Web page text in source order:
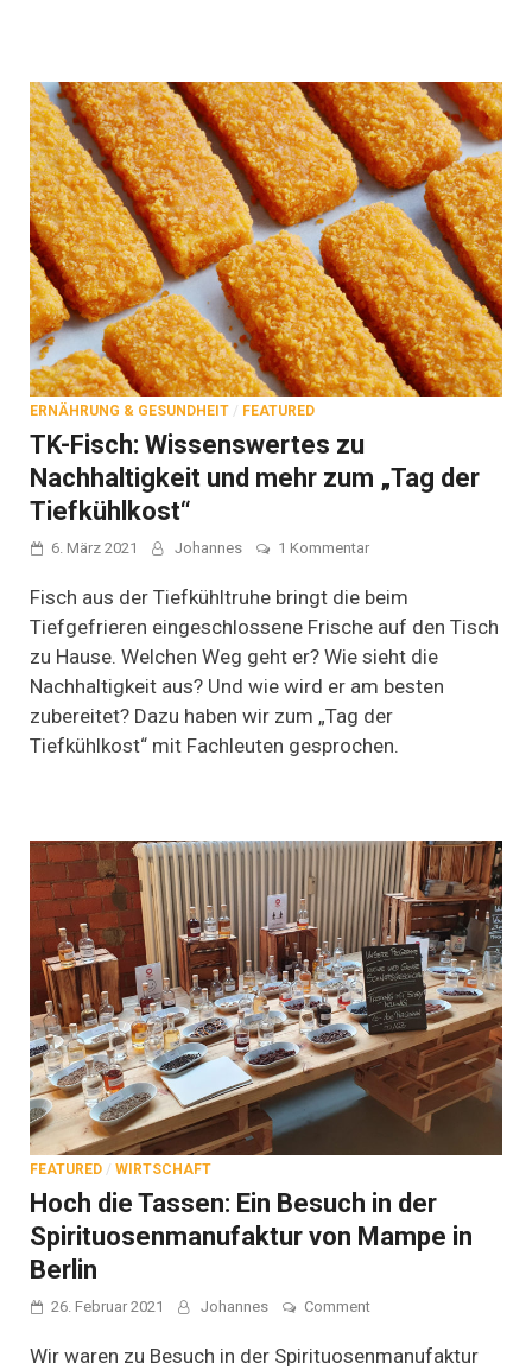
ERNÄHRUNG & GESUNDHEIT / FEATURED
TK-Fisch: Wissenswertes zu
Nachhaltigkeit und mehr zum „Tag der
Tiefkühlkost“
6. März 2021 Johannes 1 Kommentarzu
Fisch:
zu
Nachhaltigkeit
mehr
zum
„Tag
Fisch aus der Tiefkühltruhe bringt die beim
Tiefgefrieren eingeschlossene Frische auf den Tisch
zu Hause. Welchen Weg geht er? Wie sieht die
Nachhaltigkeit aus? Und wie wird er am besten
zubereitet? Dazu haben wir zum „Tag der
Tiefkühlkost“ mit Fachleuten gesprochen.
FEATURED / WIRTSCHAFT
Hoch die Tassen: Ein Besuch in der
Spirituosenmanufaktur von Mampe in
Berlin
26. Februar 2021 Johannes Commenton
die
Wir waren zu Besuch in der Spirituosenmanufaktur